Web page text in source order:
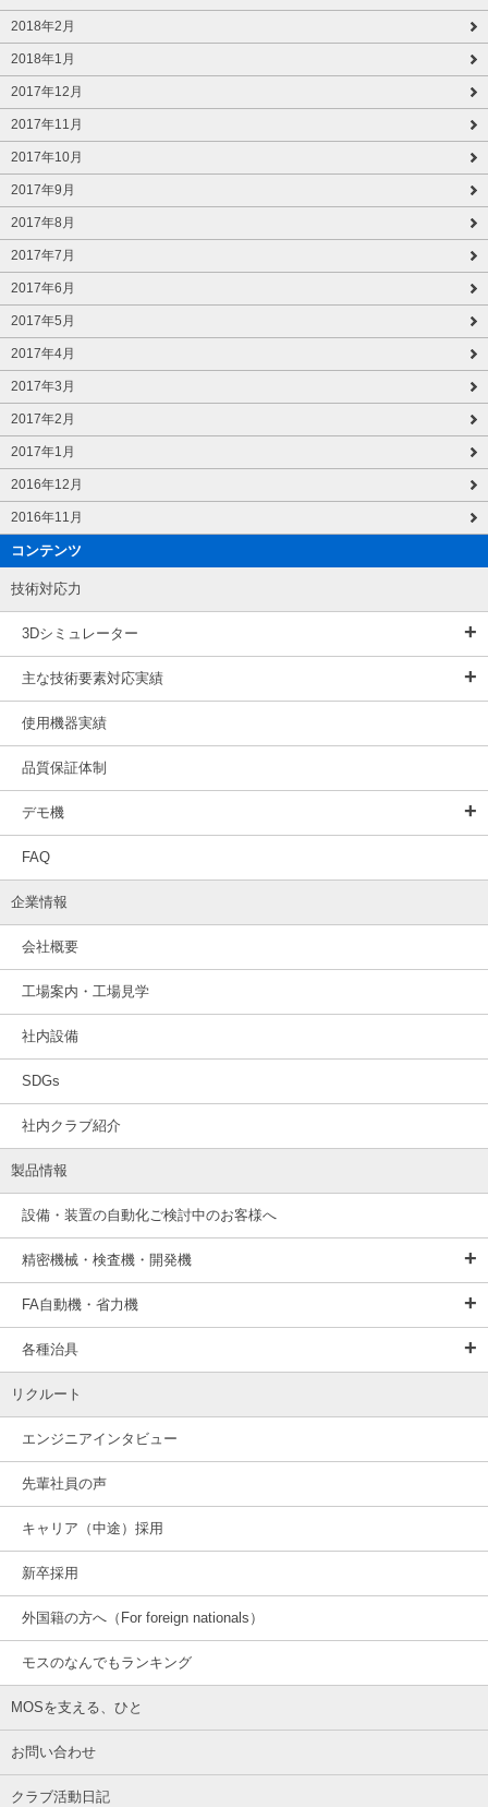
2018年2月
2018年1月
2017年12月
2017年11月
2017年10月
2017年9月
2017年8月
2017年7月
2017年6月
2017年5月
2017年4月
2017年3月
2017年2月
2017年1月
2016年12月
2016年11月
コンテンツ
技術対応力
3Dシミュレーター
主な技術要素対応実績
使用機器実績
品質保証体制
デモ機
FAQ
企業情報
会社概要
工場案内・工場見学
社内設備
SDGs
社内クラブ紹介
製品情報
設備・装置の自動化ご検討中のお客様へ
精密機械・検査機・開発機
FA自動機・省力機
各種治具
リクルート
エンジニアインタビュー
先輩社員の声
キャリア（中途）採用
新卒採用
外国籍の方へ（For foreign nationals）
モスのなんでもランキング
MOSを支える、ひと
お問い合わせ
クラブ活動日記